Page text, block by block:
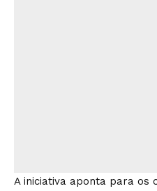
A iniciativa aponta para os